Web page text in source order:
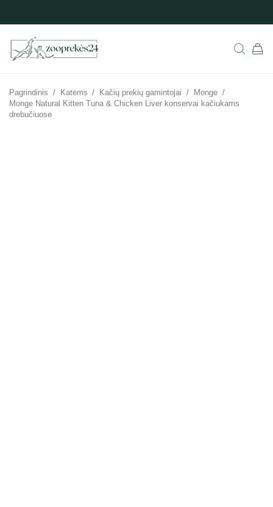
Pagrindinis / Katėms / Kačių prekių gamintojai / Monge /
Monge Natural Kitten Tuna & Chicken Liver konservai kačiukams
drebučiuose